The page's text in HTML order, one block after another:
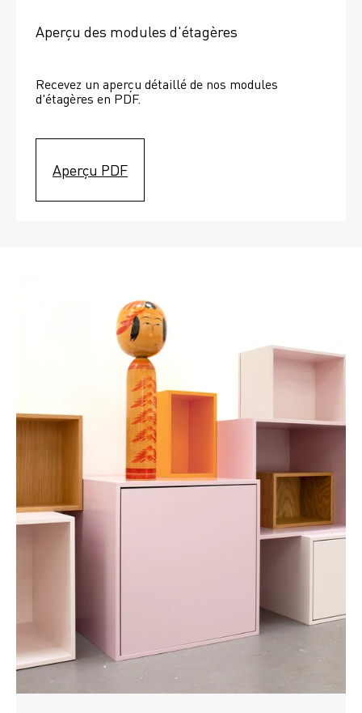
Aperçu des modules d'étagères
Recevez un aperçu détaillé de nos modules
d'étagères en PDF.
Aperçu PDF